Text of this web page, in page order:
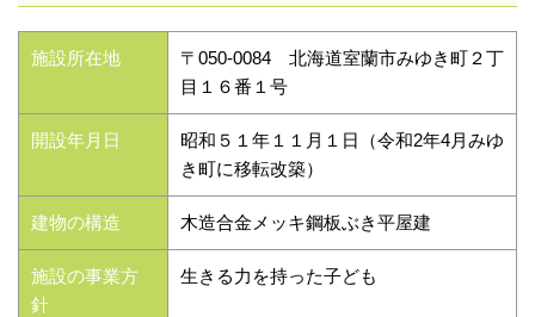
施設所在地
〒050-0084 北海道室蘭市みゆき町２丁
目１６番１号
開設年月日
昭和５１年１１月１日（令和2年4月みゆ
き町に移転改築）
建物の構造 木造合金メッキ鋼板ぶき平屋建
施設の事業方
針
生きる力を持った子ども